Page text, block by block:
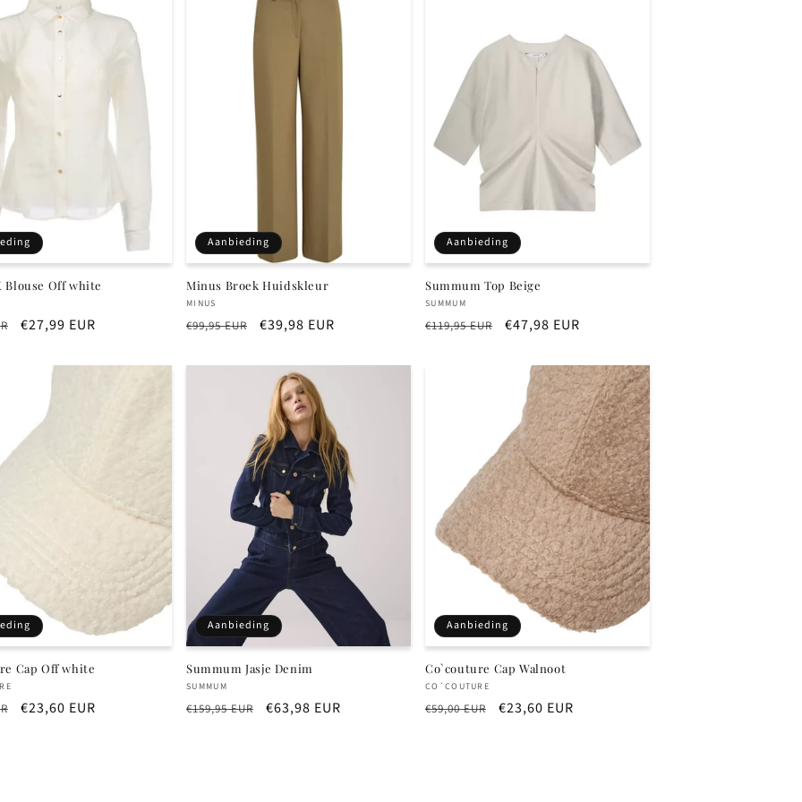
Blouse Off white
Aanbiedingsprijs
€27,99 EUR
Aanbieding
Minus Broek Huidskleur
Verkoper:
MINUS
Normale
€99,95 EUR Aanbiedingsprijs
€39,98 EUR
Aanbieding
Summum Top Beige
Verkoper:
SUMMUM
Normale
€119,95 EUR Aanbiedingsprijs
€47,98 EUR
Cap Off white
Aanbiedingsprijs
€23,60 EUR
Aanbieding
Summum Jasje Denim
Verkoper:
SUMMUM
Normale
€159,95 EUR Aanbiedingsprijs
€63,98 EUR
Aanbieding
Co`couture Cap Walnoot
Verkoper:
CO`COUTURE
Normale
€59,00 EUR Aanbiedingsprijs
€23,60 EUR